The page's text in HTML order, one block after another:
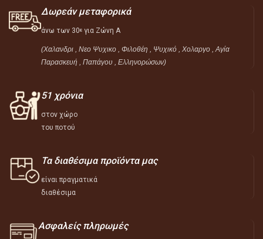
Δωρεάν μεταφορικά
άνω των 30ε για Ζώνη Α
(Χαλανδρι , Νεο Ψυχικο , Φιλοθέη , Ψυχικό , Χολαργο , Αγία
Παρασκευή , Παπάγου , Ελληνορώσων)
51 χρόνια
στον χώρο
του ποτού
Τα διαθέσιμα προϊόντα μας
είναι πραγματικά
διαθέσιμα
Ασφαλείς πληρωμές